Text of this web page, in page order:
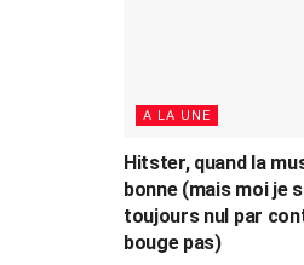
A LA UNE
Hitster, quand la
bonne (mais moi je
toujours nul par
bouge pas)